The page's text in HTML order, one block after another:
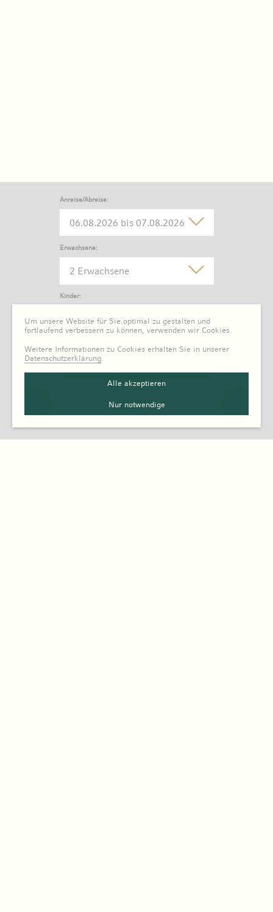
Um unsere Website für Sie optimal zu gestalten und
fortlaufend verbessern zu können, verwenden wir Cookies.
Weitere Informationen zu Cookies erhalten Sie in unserer
Datenschutzerklärung.
Alle akzeptieren
Nur notwendige
Anreise/Abreise:
Erwachsene:
2 Erwachsene
Kinder:
0 Kind